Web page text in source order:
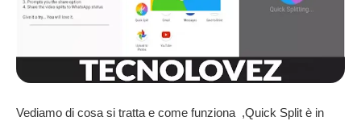
Vediamo di cosa si tratta e come funziona ,Quick Split è in